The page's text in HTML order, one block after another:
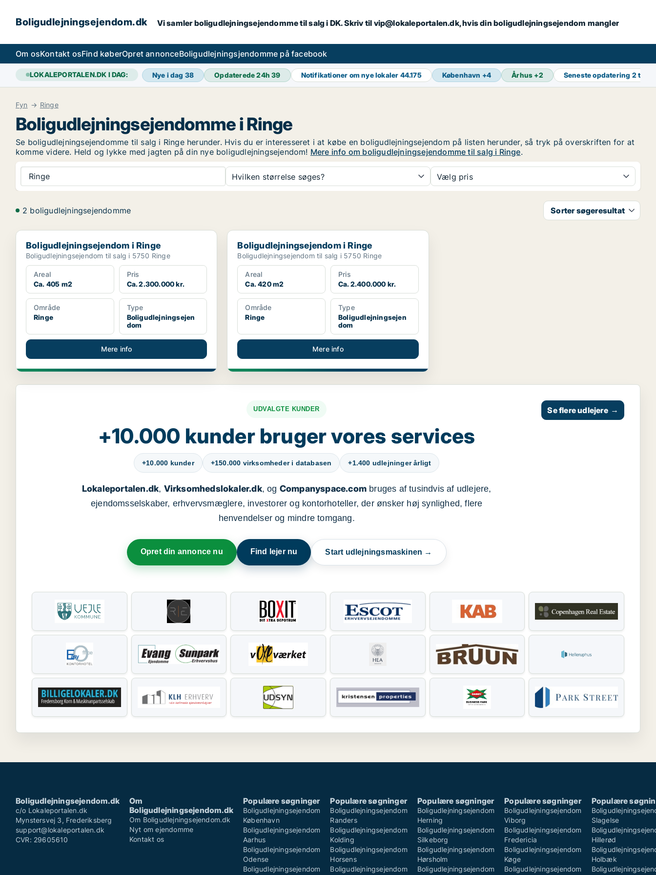
Boligudlejningsejendom.dk Vi samler boligudlejningsejendomme til salg i DK. Skriv til vip@lokaleportalen.dk, hvis din boligudlejningsejendom mangler
Om osKontakt osFind køberOpret annonceBoligudlejningsjendomme på facebook
LOKALEPORTALEN.DK I DAG: Nye i dag 38 Opdaterede 24h39 Notifikationer om nye lokaler 44.175 København +4 Århus +2 Seneste opdatering 2 t
Fyn Ringe
Boligudlejningsejendomme i Ringe
Se boligudlejningsejendomme til salg i Ringe herunder. Hvis du er interesseret i at købe en boligudlejningsejendom på listen herunder, så tryk på overskriften for at
komme videre. Held og lykke med jagten på din nye boligudlejningsejendom! Mere info om boligudlejningsejendomme til salg i Ringe.
Ringe Hvilken størrelse søges? Vælg pris
2 boligudlejningsejendomme Sorter søgeresultat
Boligudlejningsejendom i Ringe
Boligudlejningsejendom i Ringe
Boligudlejningsejendom til salg i 5750 Ringe
Areal
Ca. 405 m2
Pris
Ca. 2.300.000 kr.
Område
Ringe
Type
Boligudlejningsejen
dom
Mere info
Boligudlejningsejendom i Ringe
Boligudlejningsejendom i Ringe
Boligudlejningsejendom til salg i 5750 Ringe
Areal
Ca. 420 m2
Pris
Ca. 2.400.000 kr.
Område
Ringe
Type
Boligudlejningsejen
dom
Mere info
UDVALGTE KUNDER
+10.000 kunder bruger vores services
+10.000 kunder +150.000 virksomheder i databasen +1.400 udlejninger årligt
Lokaleportalen.dk, Virksomhedslokaler.dk, og Companyspace.combruges af tusindvis af udlejere,
ejendomsselskaber, erhvervsmæglere, investorer og kontorhoteller, der ønsker høj synlighed, flere
henvendelser og mindre tomgang.
Opret din annonce nu Find lejer nu Start udlejningsmaskinen →
Se flere udlejere →
Boligudlejningsejendom.dk
c/o Lokaleportalen.dk
Mynstersvej 3, Frederiksberg
support@lokaleportalen.dk
CVR: 29605610
Om
Boligudlejningsejendom.dk
Om Boligudlejningsejendom.dk
Nyt om ejendomme
Kontakt os
Populære søgninger
Boligudlejningsejendom
København
Boligudlejningsejendom
Aarhus
Boligudlejningsejendom
Odense
Boligudlejningsejendom
Populære søgninger
Boligudlejningsejendom
Randers
Boligudlejningsejendom
Kolding
Boligudlejningsejendom
Horsens
Boligudlejningsejendom
Populære søgninger
Boligudlejningsejendom
Herning
Boligudlejningsejendom
Silkeborg
Boligudlejningsejendom
Hørsholm
Boligudlejningsejendom
Populære søgninger
Boligudlejningsejendom
Viborg
Boligudlejningsejendom
Fredericia
Boligudlejningsejendom
Køge
Boligudlejningsejendom
Populære
Slagelse
Hillerød
Holbæk